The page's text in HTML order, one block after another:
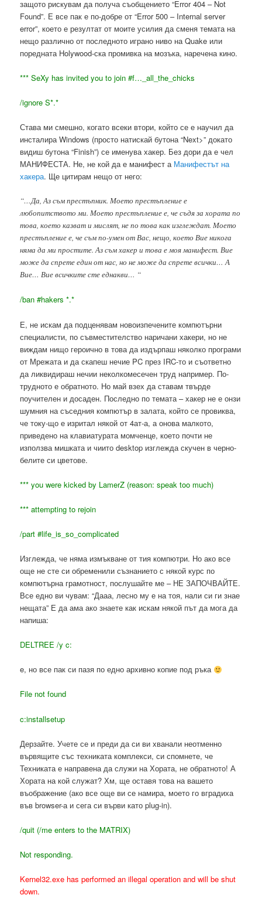
защото рискувам да получа съобщението “Error 404 – Not
Found”. Е все пак е по-добре от “Error 500 – Internal server
error”, което е резултат от моите усилия да сменя темата на
нещо различно от последното играно ниво на Quake или
поредната Holywood-ска промивка на мозъка, наречена кино.
***SeXy has invited you to join #f…_all_the_chicks
/ignore S*.*
Става ми смешно, когато всеки втори, който се е научил да
инсталира Windows (просто натискай бутона “Next>” докато
видиш бутона “Finish”) се именува хакер. Без дори да е чел
МАНИФЕСТА. Не, не кой да е манифест а Манифестът на
хакера. Ще цитирам нещо от него:
“…Да, Аз съм престъпник. Моето престъпление е
любопитството ми. Моето престъпление е, че съдя за хората по
това, което казват и мислят, не по това как изглеждат. Моето
престъпление е, че съм по-умен от Вас, нещо, което Вие никога
няма да ми простите. Аз съм хакер и това е моя манифест. Вие
може да спрете един от нас, но не може да спрете всички… А
Вие… Вие всичките сте еднакви… “
/ban #hakers *.*
Е, не искам да подценявам новоизпечените компютърни
специалисти, по съвместителство наричани хакери, но не
виждам нищо героично в това да издърпаш няколко програми
от Мрежата и да скапеш нечие PC през IRC-то и съответно
да ликвидираш нечии неколкомесечен труд например. По-
трудното е обратното. Но май взех да ставам твърде
поучителен и досаден. Последно по темата – хакер не е онзи
шумния на съседния компютър в залата, който се провиква,
че току-що е изритал някой от 4ат-а, а онова малкото,
приведено на клавиатурата момченце, което почти не
използва мишката и чиито desktop изглежда скучен в черно-
белите си цветове.
*** you were kicked by LamerZ (reason: speak too much)
*** attempting to rejoin
/part #life_is_so_complicated
Изглежда, че няма измъкване от тия компютри. Но ако все
още не сте си обременили съзнанието с някой курс по
компютърна грамотност, послушайте ме – НЕ ЗАПОЧВАЙТЕ.
Все едно ви чувам: “Дааа, лесно му е на тоя, нали си ги знае
нещата” Е да ама ако знаете как искам някой път да мога да
напиша:
DELTREE /y c:
e, но все пак си пазя по едно архивно копие под ръка
File not found
c:installsetup
Дерзайте. Учете се и преди да си ви хванали неотменно
вървящите със техниката комплекси, си спомнете, че
Техниката е направена да служи на Хората, не обратното! А
Хората на кой служат? Хм, ще оставя това на вашето
въображение (ако все още ви се намира, моето го вградиха
във browser-а и сега си върви като plug-in).
/quit (/me enters to the MATRIX)
Not responding.
Kernel32.exe has performed an illegal operation and will be shut
down.